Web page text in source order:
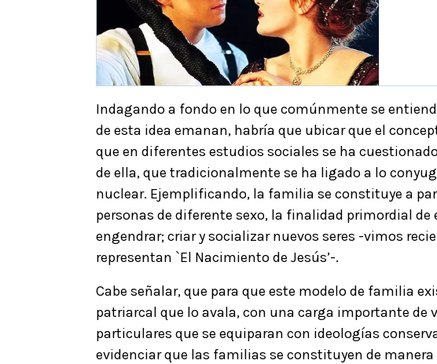
Indagando a fondo en lo que comúnmente se
de esta idea emanan, habría que ubicar que el
que en diferentes estudios sociales se ha
de ella, que tradicionalmente se ha ligado a lo
nuclear. Ejemplificando, la familia se constituye a
personas de diferente sexo, la finalidad primordial de
engendrar; criar y socializar nuevos seres -vimos
representan `El Nacimiento de Jesús’-.
Cabe señalar, que para que este modelo de familia
patriarcal que lo avala, con una carga importante de
particulares que se equiparan con ideologías
evidenciar que las familias se constituyen de manera